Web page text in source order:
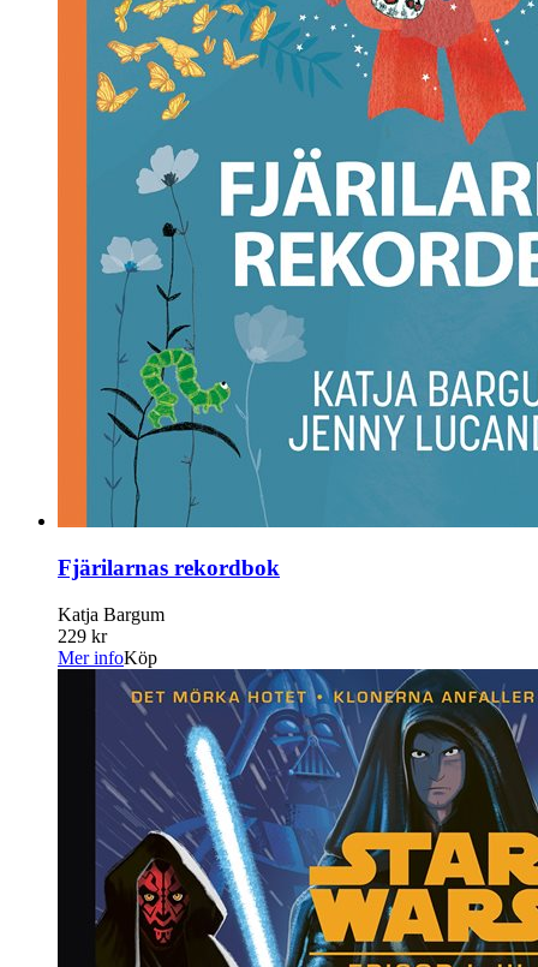
Fjärilarnas rekordbok
Katja Bargum
229 kr
Mer infoKöp